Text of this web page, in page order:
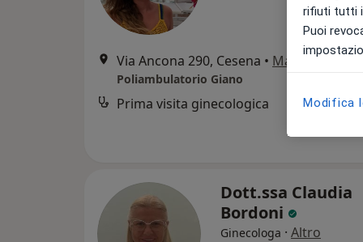
Via Ancona 290, Cesena • Mappa
Poliambulatorio Giano
Prima visita ginecologica
Dott.ssa Claudia
Bordoni
Ginecologa · Altro
rifiuti tutti i
Puoi
Modifica